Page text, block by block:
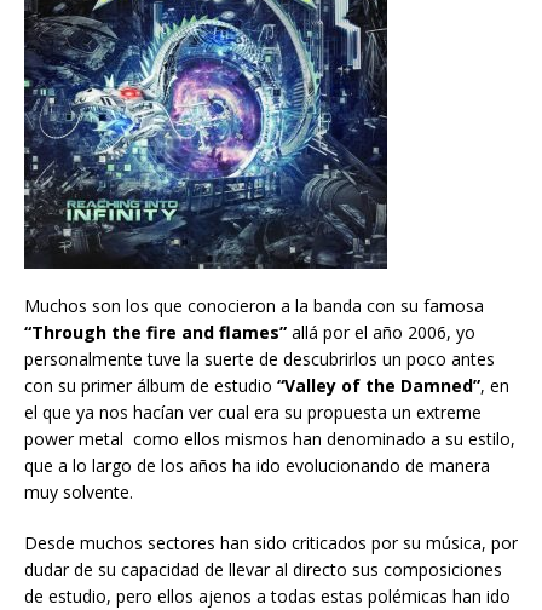
Muchos son los que conocieron a la banda con su famosa
“Through the fire and flames” allá por el año 2006, yo
personalmente tuve la suerte de descubrirlos un poco antes
con su primer álbum de estudio “Valley of the Damned”, en
el que ya nos hacían ver cual era su propuesta un extreme
power metal como ellos mismos han denominado a su estilo,
que a lo largo de los años ha ido evolucionando de manera
muy solvente.
Desde muchos sectores han sido criticados por su música, por
dudar de su capacidad de llevar al directo sus composiciones
de estudio, pero ellos ajenos a todas estas polémicas han ido